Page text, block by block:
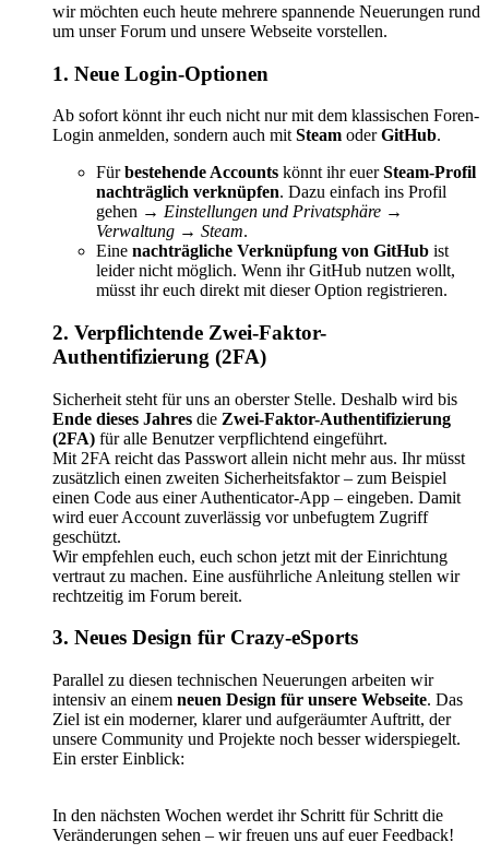
wir möchten euch heute mehrere spannende Neuerungen rund
um unser Forum und unsere Webseite vorstellen.
1. Neue Login-Optionen
Ab sofort könnt ihr euch nicht nur mit dem klassischen Foren-
Login anmelden, sondern auch mit Steam oderGitHub.
Fürbestehende Accounts könnt ihr euerSteam-Profil
nachträglich verknüpfen. Dazu einfach ins Profil
gehen → Einstellungen und Privatsphäre →
Verwaltung → Steam.
Eine nachträgliche Verknüpfung von GitHub ist
leider nicht möglich. Wenn ihr GitHub nutzen wollt,
müsst ihr euch direkt mit dieser Option registrieren.
2. Verpflichtende Zwei-Faktor-
Authentifizierung (2FA)
Sicherheit steht für uns an oberster Stelle. Deshalb wird bis
Ende dieses Jahres die Zwei-Faktor-Authentifizierung
(2FA) für alle Benutzer verpflichtend eingeführt.
Mit 2FA reicht das Passwort allein nicht mehr aus. Ihr müsst
zusätzlich einen zweiten Sicherheitsfaktor – zum Beispiel
einen Code aus einer Authenticator-App – eingeben. Damit
wird euer Account zuverlässig vor unbefugtem Zugriff
geschützt.
Wir empfehlen euch, euch schon jetzt mit der Einrichtung
vertraut zu machen. Eine ausführliche Anleitung stellen wir
rechtzeitig im Forum bereit.
3. Neues Design für Crazy-eSports
Parallel zu diesen technischen Neuerungen arbeiten wir
intensiv an einem neuen Design für unsere Webseite. Das
Ziel ist ein moderner, klarer und aufgeräumter Auftritt, der
unsere Community und Projekte noch besser widerspiegelt.
Ein erster Einblick:
In den nächsten Wochen werdet ihr Schritt für Schritt die
Veränderungen sehen – wir freuen uns auf euer Feedback!